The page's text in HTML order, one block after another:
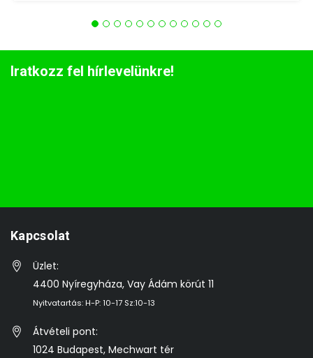
Iratkozz fel hírlevelünkre!
Kapcsolat
Üzlet:
4400 Nyíregyháza, Vay Ádám körút 11
Nyitvatartás: H-P: 10-17 Sz:10-13
Átvételi pont:
1024 Budapest, Mechwart tér